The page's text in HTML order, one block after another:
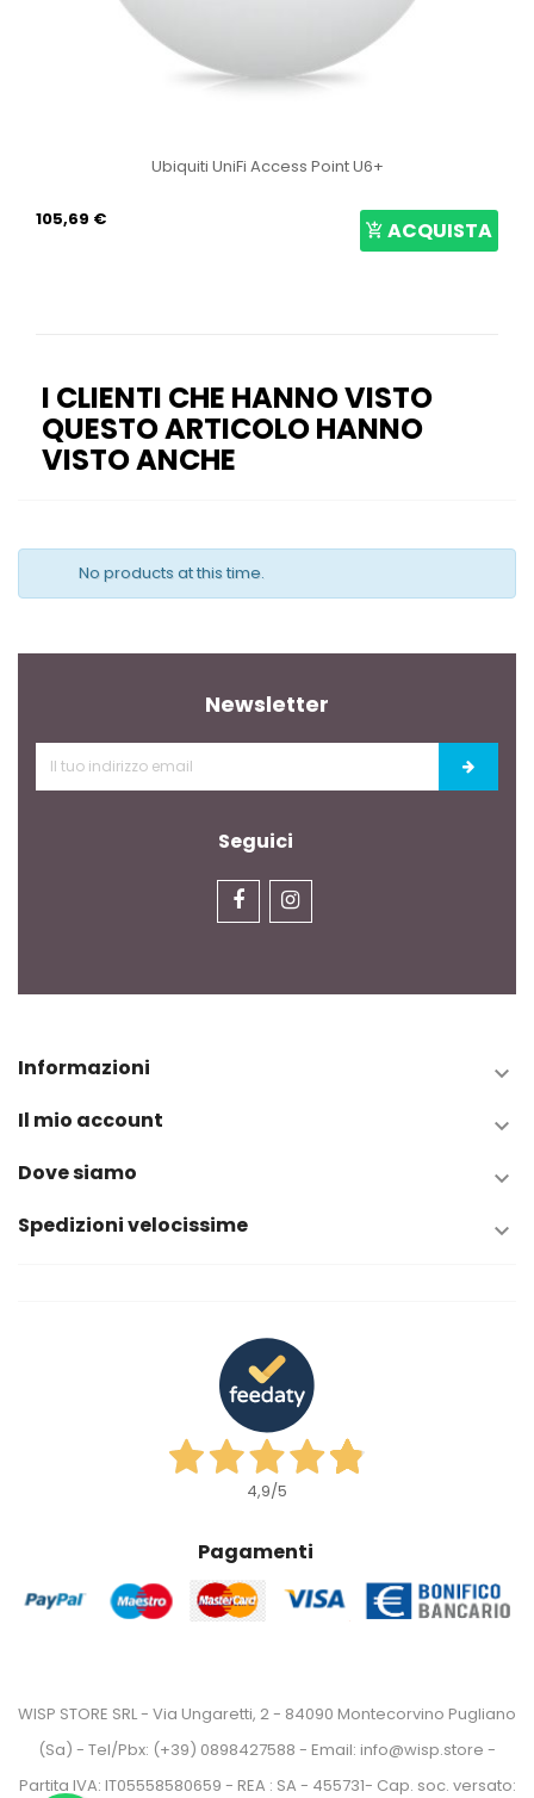
Ubiquiti UniFi Access Point U6+
105,69 € ACQUISTA
I CLIENTI CHE HANNO VISTO
QUESTO ARTICOLO HANNO
VISTO ANCHE
No products at this time.
Newsletter
Seguici
Informazioni 
Il mio account 
Dove siamo 
Spedizioni velocissime 
4,9/5
Pagamenti
WISP STORE SRL - Via Ungaretti, 2 - 84090 Montecorvino Pugliano
(Sa) - Tel/Pbx: (+39) 0898427588 - Email: info@wisp.store -
Partita IVA: IT05558580659 - REA : SA - 455731- Cap. soc. versato: